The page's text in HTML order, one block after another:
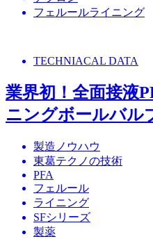
フェルールライニング
TECHNIACAL DATA
業界初！全面接液
ニングボールバル
製造ノウハウ
東葛テクノの技術
PFA
フェルール
ライニング
SFシリーズ
製薬